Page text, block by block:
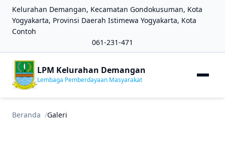
Kelurahan Demangan, Kecamatan Gondokusuman, Kota
Yogyakarta, Provinsi Daerah Istimewa Yogyakarta, Kota
Contoh
061-231-471
LPM Kelurahan Demangan
Lembaga Pemberdayaan Masyarakat
Beranda Galeri